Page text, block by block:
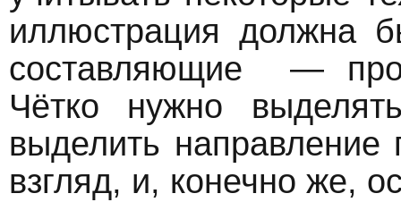
иллюстрация должна
составляющие —
Чётко нужно
выделить направление
взгляд, и, конечно же,